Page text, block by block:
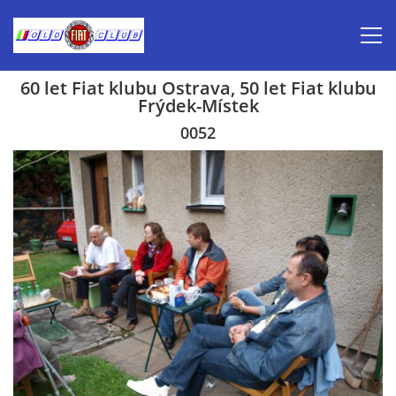
Inzerce prodej
Aktuálně-pozvánky
Kalendář veteránských akcí 2026
Prvomájová jízda 2026
Old Fiat Club historie
60 let Fiat klubu Ostrava, 50 let Fiat klubu
Frýdek-Místek
0052